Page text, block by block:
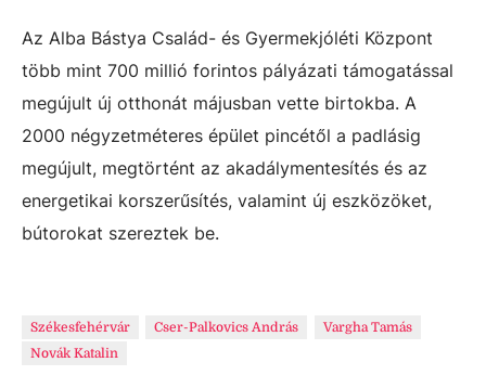
Az Alba Bástya Család- és Gyermekjóléti Központ
több mint 700 millió forintos pályázati támogatással
megújult új otthonát májusban vette birtokba. A
2000 négyzetméteres épület pincétől a padlásig
megújult, megtörtént az akadálymentesítés és az
energetikai korszerűsítés, valamint új eszközöket,
bútorokat szereztek be.
Székesfehérvár Cser-Palkovics András
Vargha Tamás
Novák Katalin